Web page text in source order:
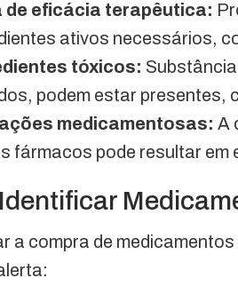
de eficácia terapêutica:
ativos necessários,
tóxicos:
podem estar presentes,
medicamentosas: A
fármacos pode resultar
a compra de